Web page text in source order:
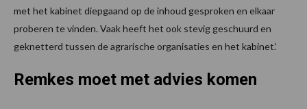
met het kabinet diepgaand op de inhoud gesproken en elkaar
proberen te vinden. Vaak heeft het ook stevig geschuurd en
geknetterd tussen de agrarische organisaties en het kabinet.’
Remkes moet met advies komen